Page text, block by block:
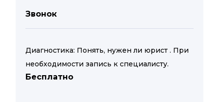
Звонок
Диагностика: Понять, нужен ли юрист . При
необходимости запись к специалисту.
Бесплатно